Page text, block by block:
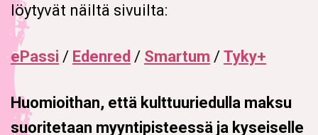
löytyvät näiltä sivuilta:
ePassi / Edenred / Smartum / Tyky+
Huomioithan, että kulttuuriedulla maksu
suoritetaan myyntipisteessä ja kyseiselle